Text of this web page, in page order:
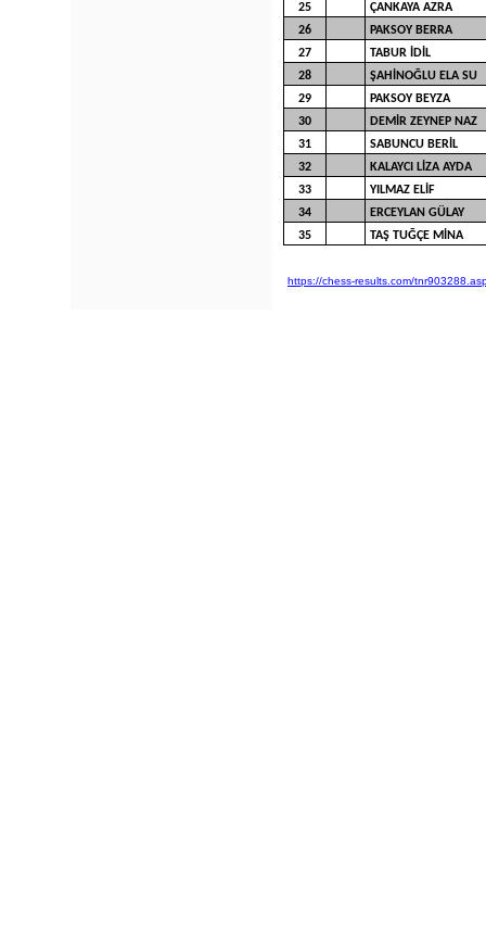
25
ÇANKAYA AZRA
26
PAKSOY BERRA
27
TABUR İDİL
28
ŞAHİNOĞLU ELA SU
29
PAKSOY BEYZA
30
DEMİR ZEYNEP NAZ
31
SABUNCU BERİL
32
KALAYCI LİZA AYDA
33
YILMAZ ELİF
34
ERCEYLAN GÜLAY
35
TAŞ TUĞÇE MİNA
https://chess-results.com/